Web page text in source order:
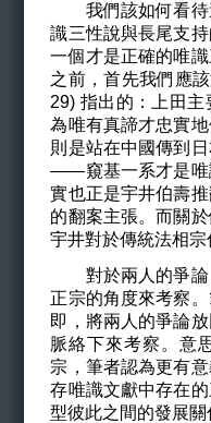
我們該如何看待
識三性說與長尾支
一個才是正確的唯
之前，首先我們應
29) 指出的：上田
為唯有真諦才忠實
則是站在中國傳到
——窺基一系才是唯
實也正是宇井伯壽
的翻案主張。而關
宇井對於傳統法相宗
對於兩人的爭論
正宗的角度來考察
即，將兩人的爭論
脈絡下來考察。意
宗，筆者認為更有
存唯識文獻中存在
型彼此之間的發展關